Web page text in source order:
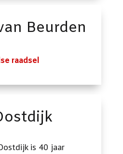
Beurden
raadsel
is 40 jaar